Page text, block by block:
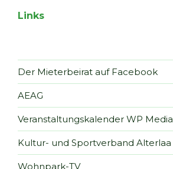
Links
Der Mieterbeirat auf Facebook
AEAG
Veranstaltungskalender WP Media
Kultur- und Sportverband Alterlaa
Wohnpark-TV